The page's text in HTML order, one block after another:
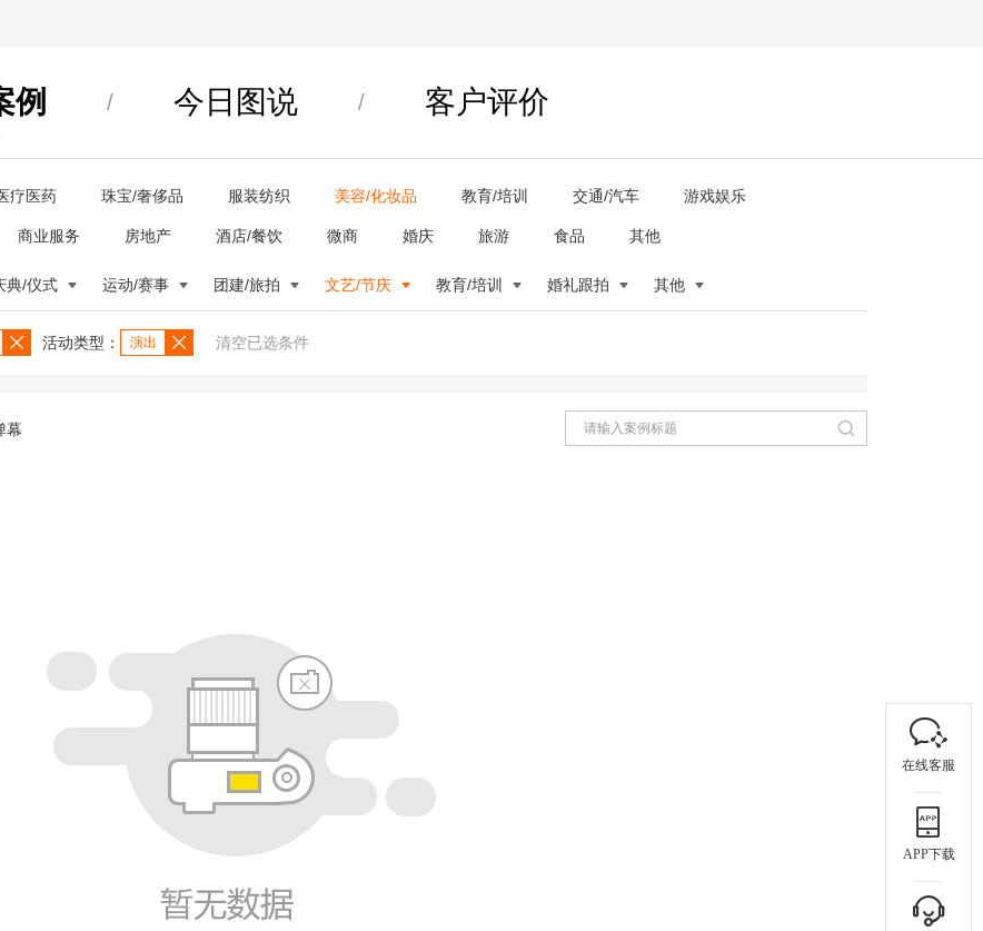
例 / 今日图说 / 客户评价
疗医药 珠宝/奢侈品 服装纺织 美容/化妆品 教育/培训 交通/汽车 游戏娱乐
商业服务 房地产 酒店/餐饮 微商 婚庆 旅游 食品 其他
典/仪式 运动/赛事 团建/旅拍 文艺/节庆 教育/培训 婚礼跟拍 其他
活动类型： 演出 清空已选条件
幕
在线客服
APP下载